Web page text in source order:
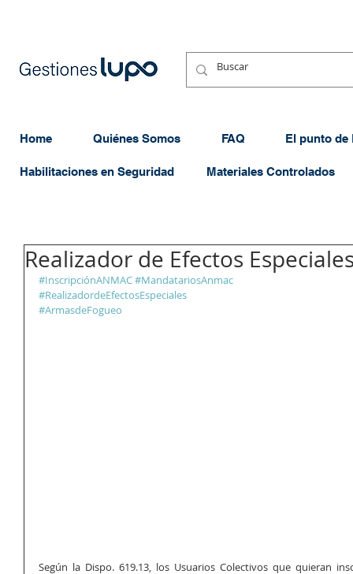
Home Quiénes Somos FAQ El punto de
Habilitaciones en Seguridad Materiales Controlados
Realizador de Efectos
#InscripciónANMAC#MandatariosAnmac
#RealizadordeEfectosEspeciales
#ArmasdeFogueo
Según la Dispo. 619.13, los Usuarios Colectivos que quieran